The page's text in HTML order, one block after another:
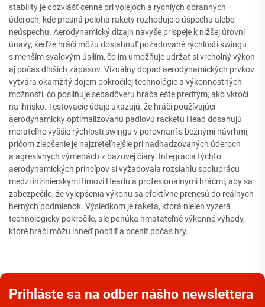
stability je obzvlášť cenné pri volejoch a rýchlych obranných
úderoch, kde presná poloha rakety rozhoduje o úspechu alebo
neúspechu. Aerodynamický dizajn navyše prispeje k nižšej úrovni
únavy, keďže hráči môžu dosiahnuť požadované rýchlosti swingu
s menším svalovým úsilím, čo im umožňuje udržať si vrcholný výkon
aj počas dlhších zápasov. Vizuálny dopad aerodynamických prvkov
vytvára okamžitý dojem pokročilej technológie a výkonnostných
možností, čo posilňuje sebadôveru hráča ešte predtým, ako vkročí
na ihrisko. Testovacie údaje ukazujú, že hráči používajúci
aerodynamicky optimalizovanú padlovú racketu Head dosahujú
merateľne vyššie rýchlosti swingu v porovnaní s bežnými návrhmi,
pričom zlepšenie je najzreteľnejšie pri nadhadzovaných úderoch
a agresívnych výmenách z bazovej čiary. Integrácia týchto
aerodynamických princípov si vyžadovala rozsiahlu spoluprácu
medzi inžinierskymi tímovi Headu a profesionálnymi hráčmi, aby sa
zabezpečilo, že vylepšenia výkonu sa efektívne prenesú do reálnych
herných podmienok. Výsledkom je raketa, ktorá nielen vyzerá
technologicky pokročile, ale ponúka hmatateľné výkonné výhody,
ktoré hráči môžu ihneď pocítiť a oceniť počas hry.
Prihláste sa na odber nášho newslettera